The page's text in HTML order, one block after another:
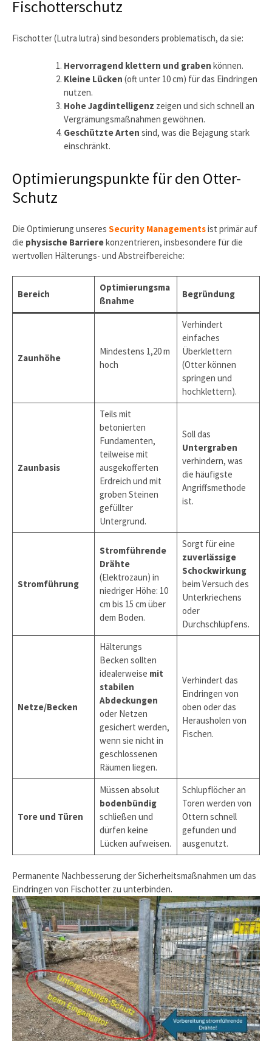
Fischotterschutz
Fischotter (Lutra lutra) sind besonders problematisch, da sie:
Hervorragend klettern und graben können.
Kleine Lücken (oft unter 10 cm) für das Eindringen
nutzen.
Hohe Jagdintelligenz zeigen und sich schnell an
Vergrämungsmaßnahmen gewöhnen.
Geschützte Arten sind, was die Bejagung stark
einschränkt.
Optimierungspunkte für den Otter-
Schutz
Die Optimierung unseres Security Managementsist primär auf
die physische Barrierekonzentrieren, insbesondere für die
wertvollen Hälterungs- und Abstreifbereiche:
Bereich
Optimierungsma
ßnahme
Begründung
Zaunhöhe
Mindestens 1,20 m
hoch
Verhindert
einfaches
Überklettern
(Otter können
springen und
hochklettern).
Zaunbasis
Teils mit
betonierten
Fundamenten,
teilweise mit
ausgekofferten
Erdreich und mit
groben Steinen
gefüllter
Untergrund.
Soll das
Untergraben
verhindern, was
die häufigste
Angriffsmethode
ist.
Stromführung
Stromführende
Drähte
(Elektrozaun) in
niedriger Höhe: 10
cm bis 15 cm über
dem Boden.
Sorgt für eine
zuverlässige
Schockwirkung
beim Versuch des
Unterkriechens
oder
Durchschlüpfens.
Netze/Becken
Hälterungs
Becken sollten
idealerweise mit
stabilen
Abdeckungen
oder Netzen
gesichert werden,
wenn sie nicht in
geschlossenen
Räumen liegen.
Verhindert das
Eindringen von
oben oder das
Herausholen von
Fischen.
Tore und Türen
Müssen absolut
bodenbündig
schließen und
dürfen keine
Lücken aufweisen.
Schlupflöcher an
Toren werden von
Ottern schnell
gefunden und
ausgenutzt.
Permanente Nachbesserung der Sicherheitsmaßnahmen um das
Eindringen von Fischotter zu unterbinden.